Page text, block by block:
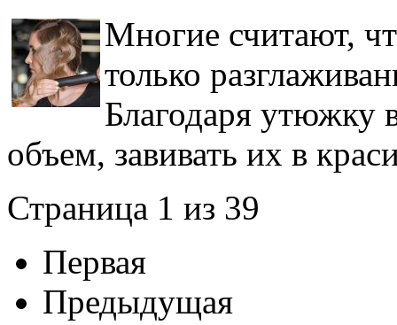
Многие считают,
только
Благодаря утюжку
объем, завивать их в
Страница 1 из 39
Первая
Предыдущая